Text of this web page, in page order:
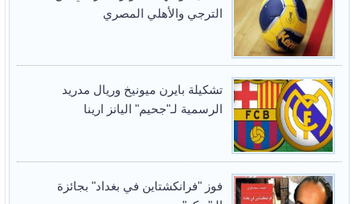
الترجي والأهلي المصري
تشكيلة بايرن ميونيخ وريال مدريد
الرسمية لـ"جحيم" اليانز ارينا
فوز "فرانكشتاين في بغداد" بجائزة